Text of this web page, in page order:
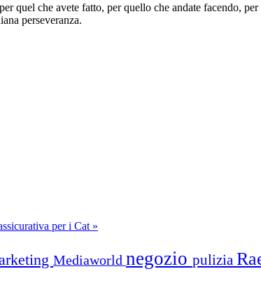
quel che avete fatto, per quello che andate facendo,
perseveranza.
per i Cat »
Mediaworld negozio pulizia